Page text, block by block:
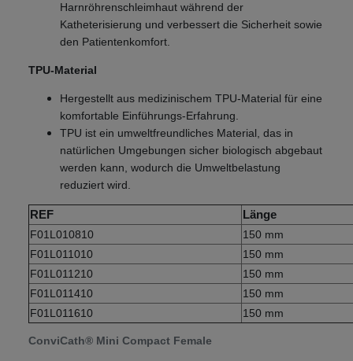
Harnröhrenschleimhaut während der
Katheterisierung und verbessert die Sicherheit sowie
den Patientenkomfort.
TPU-Material
Hergestellt aus medizinischem TPU-Material für eine
komfortable Einführungs-Erfahrung.
TPU ist ein umweltfreundliches Material, das in
natürlichen Umgebungen sicher biologisch abgebaut
werden kann, wodurch die Umweltbelastung
reduziert wird.
ConviCath® Mini Compact Female
REF Länge
F01L010810
150 mm
F01L011010
150 mm
F01L011210
150 mm
F01L011410
150 mm
F01L011610
150 mm